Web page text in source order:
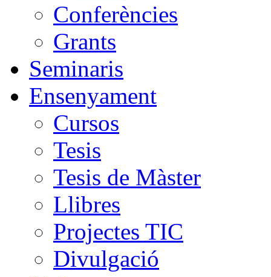
Conferències
Grants
Seminaris
Ensenyament
Cursos
Tesis
Tesis de Màster
Llibres
Projectes TIC
Divulgació